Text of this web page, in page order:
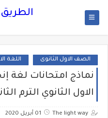
الصف الاول الثانوى اللغة
نماذج امتحانات لغة
الاول الثانوي الترم الثاني
The light way 01 أبريل 2020